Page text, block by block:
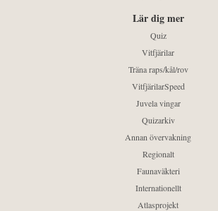
Lär dig mer
Quiz
Vitfjärilar
Träna raps/kål/rov
VitfjärilarSpeed
Juvela vingar
Quizarkiv
Annan övervakning
Regionalt
Faunaväkteri
Internationellt
Atlasprojekt